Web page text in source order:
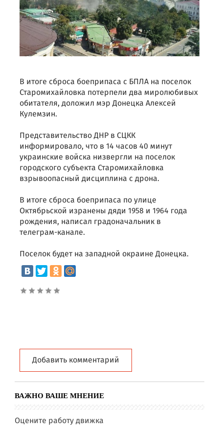
В итоге сброса боеприпаса с БПЛА на поселок
Старомихайловка потерпели два миролюбивых
обитателя, доложил мэр Донецка Алексей
Кулемзин.
Представительство ДНР в СЦКК
информировало, что в 14 часов 40 минут
украинские войска низвергли на поселок
городского субъекта Старомихайловка
взрывоопасный дисциплина с дрона.
В итоге сброса боеприпаса по улице
Октябрьской изранены дяди 1958 и 1964 года
рождения, написал градоначальник в
телеграм-канале.
Поселок будет на западной окраине Донецка.
Добавить комментарий
ВАЖНО ВАШЕ МНЕНИЕ
Оцените работу движка